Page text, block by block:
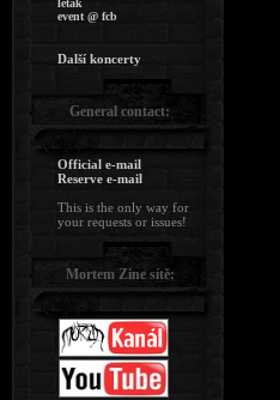
leták
event @ fcb
Další koncerty
General contact:
Official e-mail
Reserve e-mail
This is the only way for
your requests or issues!
Mortem Zine sítě: